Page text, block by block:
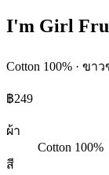
I'm Girl
Cotton 100% · ขา
฿249
ผ้า
Cotton 100%
สี